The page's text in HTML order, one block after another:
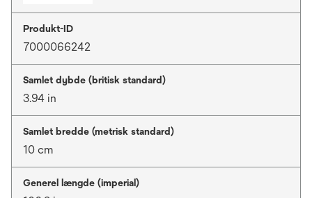
Produkt-ID
7000066242
Samlet dybde (britisk standard)
3.94 in
Samlet bredde (metrisk standard)
10 cm
Generel længde (imperial)